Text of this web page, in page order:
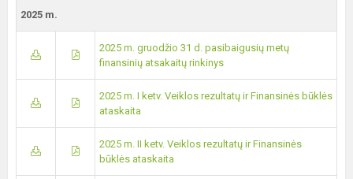
2025 m.
2025 m. gruodžio 31 d. pasibaigusių metų
finansinių atsakaitų rinkinys
2025 m. I ketv. Veiklos rezultatų ir Finansinės būklės
ataskaita
2025 m. II ketv. Veiklos rezultatų ir Finansinės
būklės ataskaita